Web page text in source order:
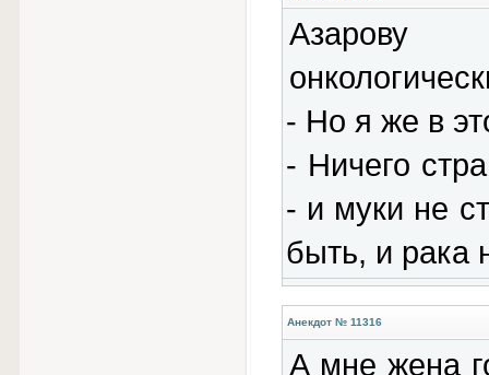
Азарову
- Но я же в
- Ничего
- и муки не
быть, и рака
Анекдот № 11316
А мне жена